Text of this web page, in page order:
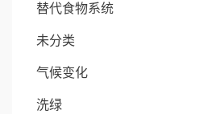
替代食物系统
未分类
气候变化
洗绿